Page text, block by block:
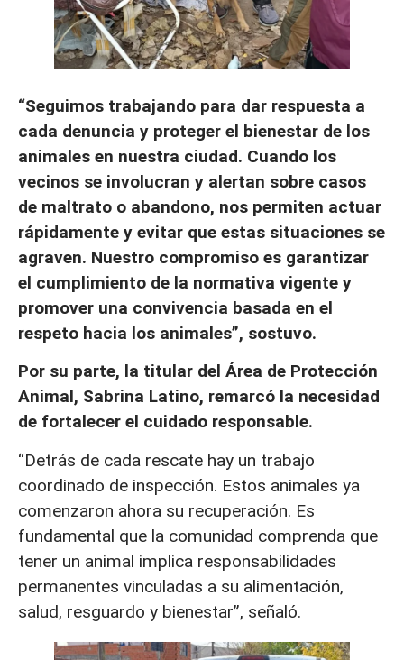
“Seguimos trabajando para dar respuesta a
cada denuncia y proteger el bienestar de los
animales en nuestra ciudad. Cuando los
vecinos se involucran y alertan sobre casos
de maltrato o abandono, nos permiten actuar
rápidamente y evitar que estas situaciones se
agraven. Nuestro compromiso es garantizar
el cumplimiento de la normativa vigente y
promover una convivencia basada en el
respeto hacia los animales”, sostuvo.
Por su parte, la titular del Área de Protección
Animal, Sabrina Latino, remarcó la necesidad
de fortalecer el cuidado responsable.
“Detrás de cada rescate hay un trabajo
coordinado de inspección. Estos animales ya
comenzaron ahora su recuperación. Es
fundamental que la comunidad comprenda que
tener un animal implica responsabilidades
permanentes vinculadas a su alimentación,
salud, resguardo y bienestar”, señaló.